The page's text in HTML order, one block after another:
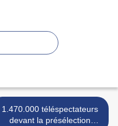
1.470.000 téléspectateurs
devant la présélection